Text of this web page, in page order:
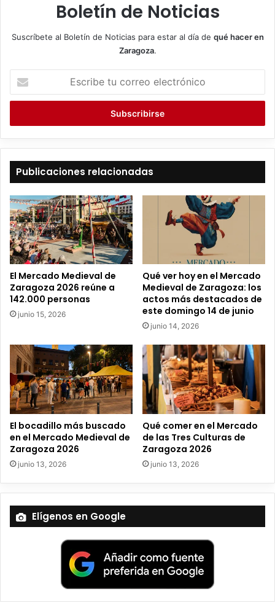
Boletín de Noticias
Suscríbete al Boletín de Noticias para estar al día de qué hacer en
Zaragoza.
c
i
b
o
r
r
e
o
l
e
t
ó
i
c
o
Publicaciones relacionadas
El Mercado Medieval de
Zaragoza 2026 reúne a
142.000 personas
junio 15, 2026
Qué ver hoy en el Mercado
Medieval de Zaragoza: los
actos más destacados de
este domingo 14 de junio
junio 14, 2026
El bocadillo más buscado
en el Mercado Medieval de
Zaragoza 2026
junio 13, 2026
Qué comer en el Mercado
de las Tres Culturas de
Zaragoza 2026
junio 13, 2026
Elígenos en Google